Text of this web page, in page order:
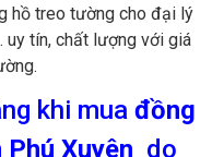
hồ treo tường cho đại lý
. uy tín, chất lượng với giá
khi mua đồng
Xuyên do